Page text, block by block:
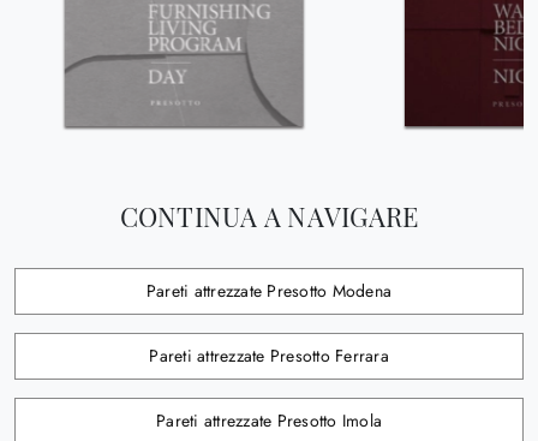
CONTINUA A NAVIGARE
Pareti attrezzate Presotto Modena
Pareti attrezzate Presotto Ferrara
Pareti attrezzate Presotto Imola